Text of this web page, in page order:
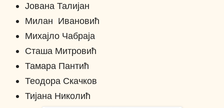
Јована Талијан
Милан Ивановић
Михајло Чабраја
Сташа Митровић
Тамара Пантић
Теодора Скачков
Тијана Николић